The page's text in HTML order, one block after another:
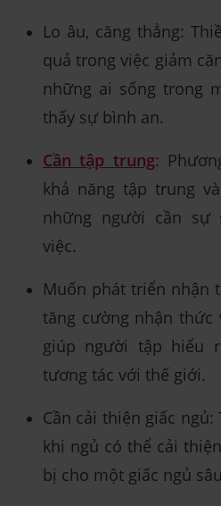
Lo âu, căng thẳng:
quả trong việc giảm
những ai sống trong
thấy sự bình an.
Cần tập trung:
khả năng tập trung
những người cần sự
việc.
Muốn phát triển nhận
tăng cường nhận thức
giúp người tập hiểu
tương tác với thế giới.
Cần cải thiện giấc
khi ngủ có thể cải
bị cho một giấc ngủ